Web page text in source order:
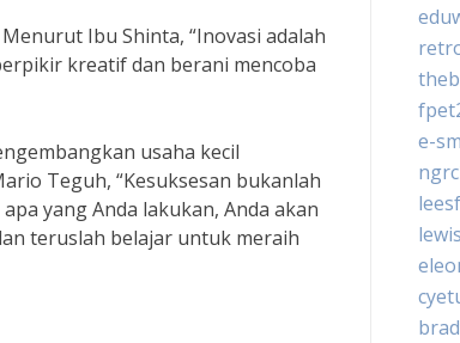
Ibu Shinta, “Inovasi adalah
kreatif dan berani mencoba
usaha kecil
Teguh, “Kesuksesan bukanlah
yang Anda lakukan, Anda akan
teruslah belajar untuk meraih
e-